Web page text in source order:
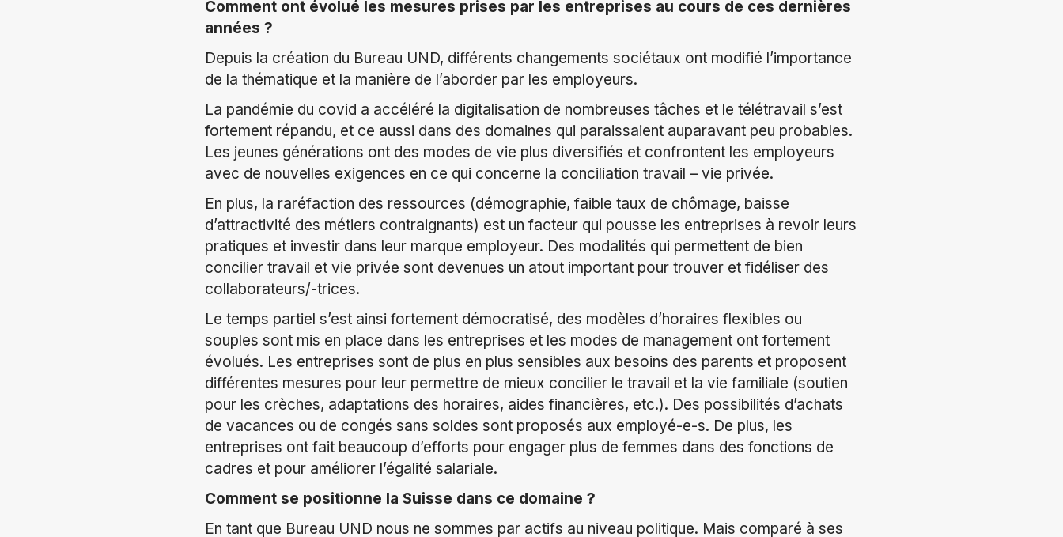
Comment ont évolué les mesures prises par les entreprises au cours de ces dernières
années ?
Depuis la création du Bureau UND, différents changements sociétaux ont modifié l’importance
de la thématique et la manière de l’aborder par les employeurs.
La pandémie du covid a accéléré la digitalisation de nombreuses tâches et le télétravail s’est
fortement répandu, et ce aussi dans des domaines qui paraissaient auparavant peu probables.
Les jeunes générations ont des modes de vie plus diversifiés et confrontent les employeurs
avec de nouvelles exigences en ce qui concerne la conciliation travail – vie privée.
En plus, la raréfaction des ressources (démographie, faible taux de chômage, baisse
d’attractivité des métiers contraignants) est un facteur qui pousse les entreprises à revoir leurs
pratiques et investir dans leur marque employeur. Des modalités qui permettent de bien
concilier travail et vie privée sont devenues un atout important pour trouver et fidéliser des
collaborateurs/-trices.
Le temps partiel s’est ainsi fortement démocratisé, des modèles d’horaires flexibles ou
souples sont mis en place dans les entreprises et les modes de management ont fortement
évolués. Les entreprises sont de plus en plus sensibles aux besoins des parents et proposent
différentes mesures pour leur permettre de mieux concilier le travail et la vie familiale (soutien
pour les crèches, adaptations des horaires, aides financières, etc.). Des possibilités d’achats
de vacances ou de congés sans soldes sont proposés aux employé-e-s. De plus, les
entreprises ont fait beaucoup d’efforts pour engager plus de femmes dans des fonctions de
cadres et pour améliorer l’égalité salariale.
Comment se positionne la Suisse dans ce domaine ?
En tant que Bureau UND nous ne sommes par actifs au niveau politique. Mais comparé à ses